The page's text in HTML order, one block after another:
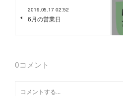
2019.05.17 02:52
6月の営業日
0コメント